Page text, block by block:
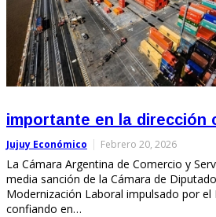
importante en la dirección
Jujuy Económico Febrero 20, 2026
La Cámara Argentina de Comercio y
media sanción de la Cámara de
Modernización Laboral impulsado por el
confiando en…